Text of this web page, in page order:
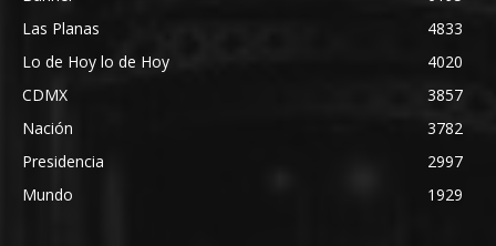
Las Planas
4833
Lo de Hoy lo de Hoy
4020
CDMX
3857
Nación
3782
Presidencia
2997
Mundo
1929